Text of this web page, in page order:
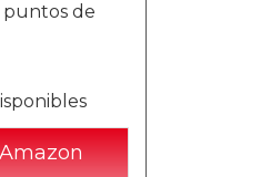
puntos de